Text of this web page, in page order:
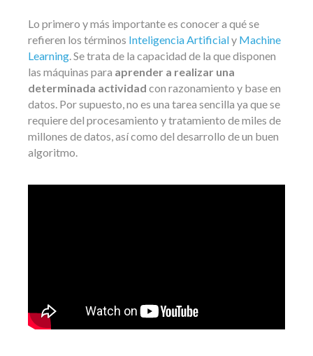
Lo primero y más importante es conocer a qué se
refieren los términos Inteligencia Artificialy Machine
Learning. Se trata de la capacidad de la que disponen
las máquinas para aprender a realizar una
determinada actividad con razonamiento y base en
datos. Por supuesto, no es una tarea sencilla ya que se
requiere del procesamiento y tratamiento de miles de
millones de datos, así como del desarrollo de un buen
algoritmo.